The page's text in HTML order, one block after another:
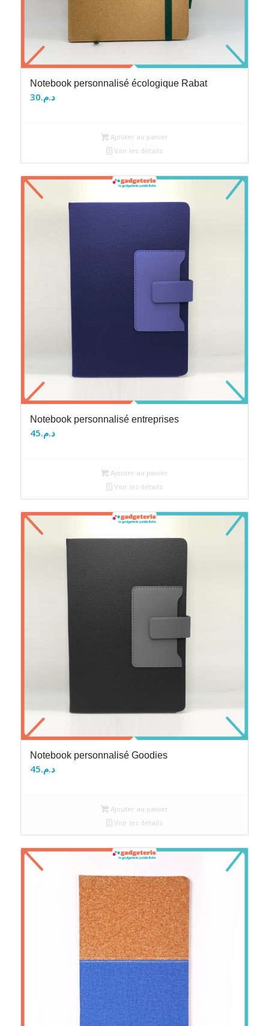
Notebook personnalisé écologique Rabat
د.م.30
Ajouter au panier
Voir les détails
Notebook personnalisé entreprises
د.م.45
Ajouter au panier
Voir les détails
Notebook personnalisé Goodies
د.م.45
Ajouter au panier
Voir les détails